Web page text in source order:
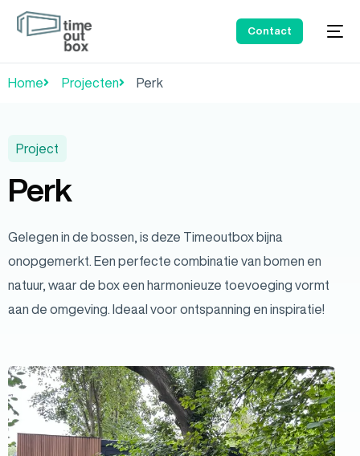
Contact
Home Projecten Perk
Project
Perk
Gelegen in de bossen, is deze Timeoutbox bijna
onopgemerkt. Een perfecte combinatie van bomen en
natuur, waar de box een harmonieuze toevoeging vormt
aan de omgeving. Ideaal voor ontspanning en inspiratie!